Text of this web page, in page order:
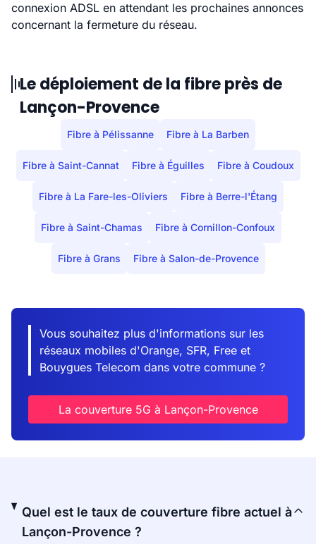
connexion ADSL en attendant les prochaines annonces
concernant la fermeture du réseau.
Le déploiement de la fibre près de
Lançon-Provence
Fibre à Pélissanne Fibre à La Barben
Fibre à Saint-Cannat Fibre à Éguilles Fibre à Coudoux
Fibre à La Fare-les-Oliviers Fibre à Berre-l'Étang
Fibre à Saint-Chamas Fibre à Cornillon-Confoux
Fibre à Grans Fibre à Salon-de-Provence
Vous souhaitez plus d'informations sur les
réseaux mobiles d'Orange, SFR, Free et
Bouygues Telecom dans votre commune ?
La couverture 5G à Lançon-Provence
Quel est le taux de couverture fibre actuel à
Lançon-Provence ?